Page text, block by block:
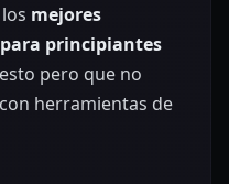
mejores
principiantes
pero que no
herramientas de